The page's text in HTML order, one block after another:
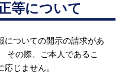
等について
についての開示の請求があ
その際、ご本人であるこ
じません。